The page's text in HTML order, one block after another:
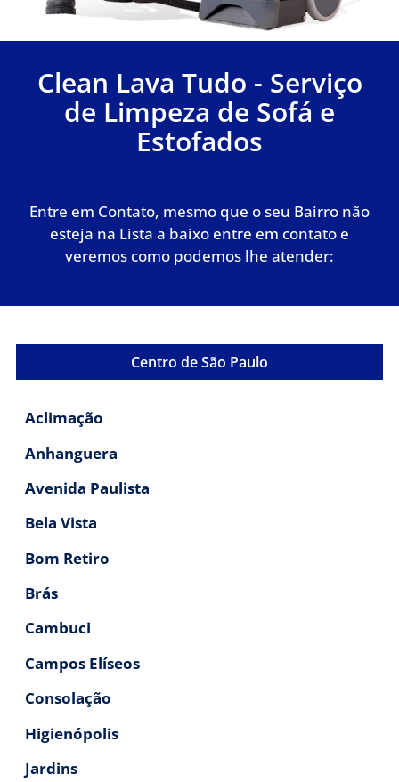
Clean Lava Tudo - Serviço
de Limpeza de Sofá e
Estofados
Entre em Contato, mesmo que o seu Bairro não
esteja na Lista a baixo entre em contato e
veremos como podemos lhe atender:
Centro de São Paulo
Aclimação
Anhanguera
Avenida Paulista
Bela Vista
Bom Retiro
Brás
Cambuci
Campos Elíseos
Consolação
Higienópolis
Jardins